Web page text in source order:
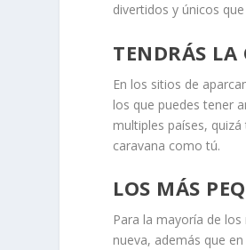
divertidos y únicos
TENDRÁS LA
En los sitios de
los que puedes tener
multiples países,
caravana como tú.
LOS MÁS
Para la mayoría de
nueva, además que